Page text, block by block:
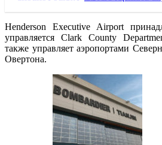
Henderson Executive Airport
управляется Clark County
также управляет аэропортами
Овертона.